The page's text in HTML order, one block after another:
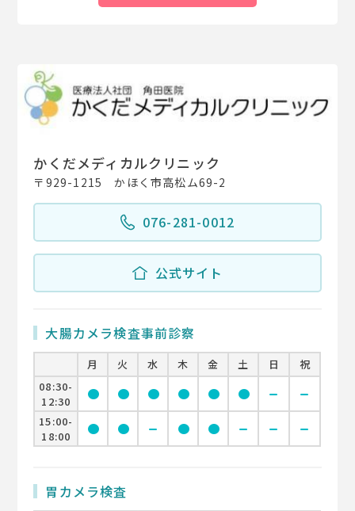
かくだメディカルクリニック
〒929-1215 かほく市高松ム69-2
076-281-0012
公式サイト
大腸カメラ検査事前診察
月 火 水 木 金 土 日
祝
08:30-
12:30
circle circle circle circle circle circle remove remove
15:00-
18:00
circle circle remove circle circle remove remove remove
胃カメラ検査